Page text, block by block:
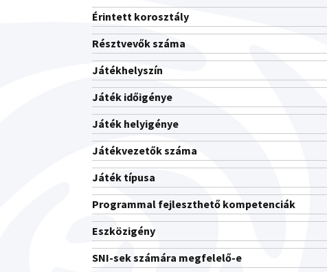
Érintett korosztály
Résztvevők száma
Játékhelyszín
Játék időigénye
Játék helyigénye
Játékvezetők száma
Játék típusa
Programmal fejleszthető kompetenciák
Eszközigény
SNI-sek számára megfelelő-e